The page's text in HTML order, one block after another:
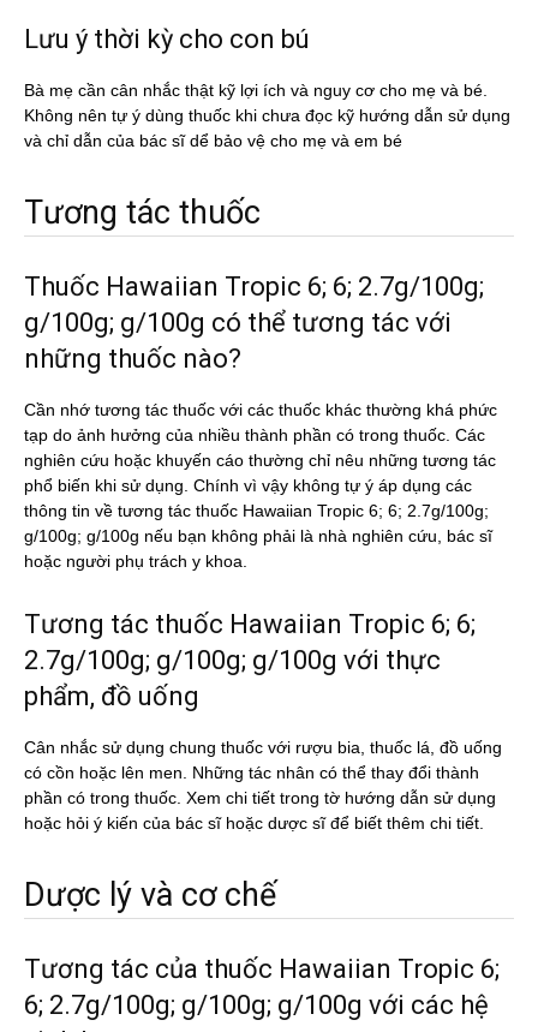
Lưu ý thời kỳ cho con bú
Bà mẹ cần cân nhắc thật kỹ lợi ích và nguy cơ cho mẹ và bé.
Không nên tự ý dùng thuốc khi chưa đọc kỹ hướng dẫn sử dụng
và chỉ dẫn của bác sĩ dể bảo vệ cho mẹ và em bé
Tương tác thuốc
Thuốc Hawaiian Tropic 6; 6; 2.7g/100g;
g/100g; g/100g có thể tương tác với
những thuốc nào?
Cần nhớ tương tác thuốc với các thuốc khác thường khá phức
tạp do ảnh hưởng của nhiều thành phần có trong thuốc. Các
nghiên cứu hoặc khuyến cáo thường chỉ nêu những tương tác
phổ biến khi sử dụng. Chính vì vậy không tự ý áp dụng các
thông tin về tương tác thuốc Hawaiian Tropic 6; 6; 2.7g/100g;
g/100g; g/100g nếu bạn không phải là nhà nghiên cứu, bác sĩ
hoặc người phụ trách y khoa.
Tương tác thuốc Hawaiian Tropic 6; 6;
2.7g/100g; g/100g; g/100g với thực
phẩm, đồ uống
Cân nhắc sử dụng chung thuốc với rượu bia, thuốc lá, đồ uống
có cồn hoặc lên men. Những tác nhân có thể thay đổi thành
phần có trong thuốc. Xem chi tiết trong tờ hướng dẫn sử dụng
hoặc hỏi ý kiến của bác sĩ hoặc dược sĩ để biết thêm chi tiết.
Dược lý và cơ chế
Tương tác của thuốc Hawaiian Tropic 6;
6; 2.7g/100g; g/100g; g/100g với các hệ